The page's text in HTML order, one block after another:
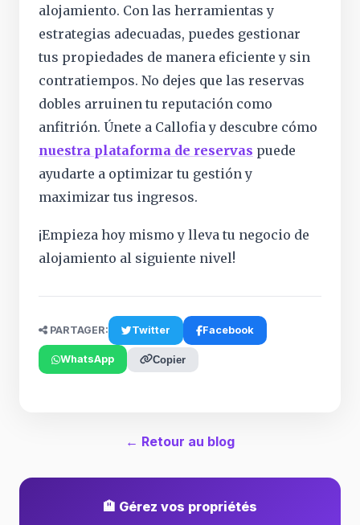
alojamiento. Con las herramientas y
estrategias adecuadas, puedes gestionar
tus propiedades de manera eficiente y sin
contratiempos. No dejes que las reservas
dobles arruinen tu reputación como
anfitrión. Únete a Callofia y descubre cómo
nuestra plataforma de reservas puede
ayudarte a optimizar tu gestión y
maximizar tus ingresos.
¡Empieza hoy mismo y lleva tu negocio de
alojamiento al siguiente nivel!
PARTAGER: Twitter Facebook
WhatsApp Copier
← Retour au blog
🏨 Gérez vos propriétés